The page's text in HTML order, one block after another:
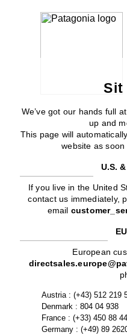
We’ve got our hands full
up and
This page will
website as soon
U.S.
If you live in the United
contact us immediately,
email
European
Austria : (+43) 512 219
Denmark : 804 04 938
France : (+33) 450 88
Germany : (+49) 89